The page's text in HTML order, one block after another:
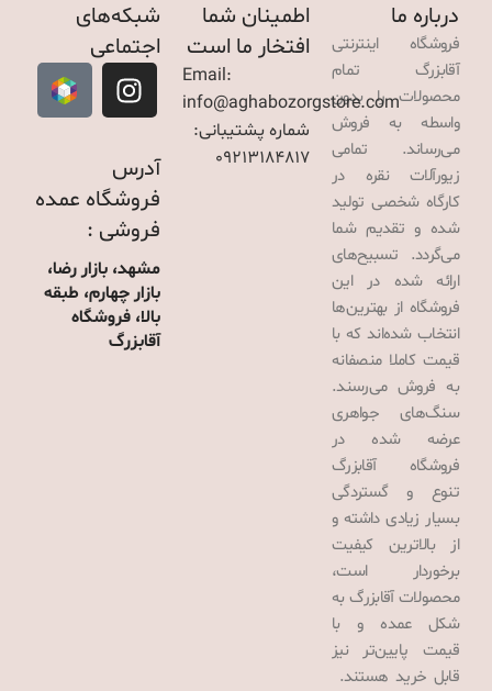
درباره ما
فروشگاه اینترنتی
آقابزرگ تمام
محصولات را بدون
واسطه به فروش
می‌رساند. تمامی
زیورآلات نقره در
کارگاه شخصی تولید
شده و تقدیم شما
می‌گردد. تسبیح‌های
ارائه شده در این
فروشگاه از بهترین‌ها
انتخاب شده‌اند که با
قیمت کاملا منصفانه
به فروش می‌رسند.
سنگ‌های جواهری
عرضه شده در
فروشگاه آقابزرگ
تنوع و گستردگی
بسیار زیادی داشته و
از بالاترین کیفیت
برخوردار است،
محصولات آقابزرگ به
شکل عمده و با
قیمت پایین‌تر نیز
قابل خرید هستند.
اطمینان شما
افتخار ما است
Email:
info@aghabozorgstore.com
شماره پشتیبانی:
09213184817
شبکه‌های
اجتماعی
آدرس
فروشگاه عمده
فروشی :
مشهد، بازار رضا،
بازار چهارم، طبقه
بالا، فروشگاه
آقابزرگ